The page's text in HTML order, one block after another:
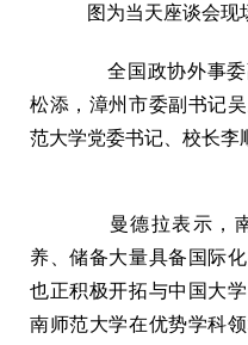
图为当天座谈会现
全国政协外事委
松添，漳州市委副书记
范大学党委书记、校长李
曼德拉表示，南
养、储备大量具备国际
也正积极开拓与中国大
南师范大学在优势学科